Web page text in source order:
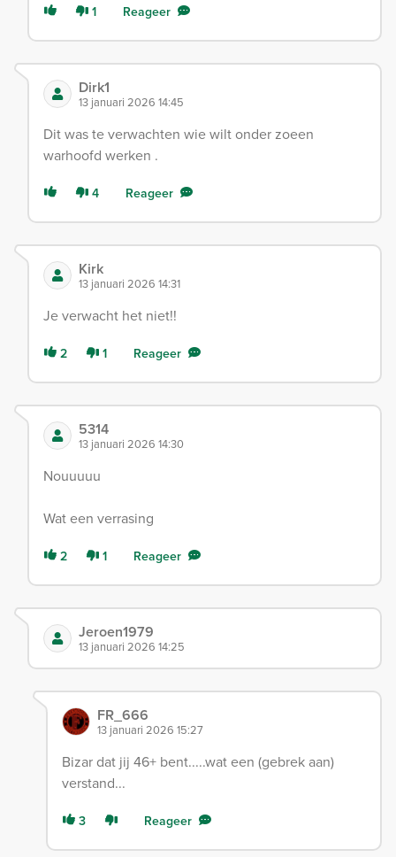
1 Reageer
Dirk1
13 januari 2026 14:45
Dit was te verwachten wie wilt onder zoeen
warhoofd werken .
4 Reageer
Kirk
13 januari 2026 14:31
Je verwacht het niet!!
2 1 Reageer
5314
13 januari 2026 14:30
Nouuuuu
Wat een verrasing
2 1 Reageer
Jeroen1979
13 januari 2026 14:25
FR_666
13 januari 2026 15:27
Bizar dat jij 46+ bent.....wat een (gebrek aan)
verstand...
3 Reageer